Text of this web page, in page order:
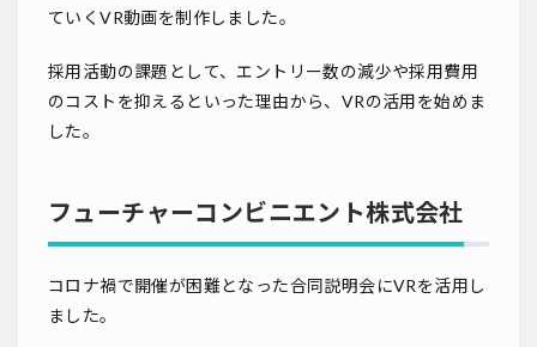
ていくVR動画を制作しました。
採用活動の課題として、エントリー数の減少や採用費用
のコストを抑えるといった理由から、VRの活用を始めま
した。
フューチャーコンビニエント株式会社
コロナ禍で開催が困難となった合同説明会にVRを活用し
ました。